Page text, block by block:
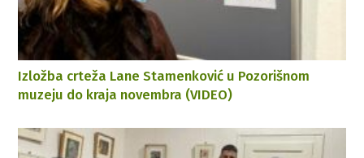
Izložba crteža Lane Stamenković u Pozorišnom
muzeju do kraja novembra (VIDEO)